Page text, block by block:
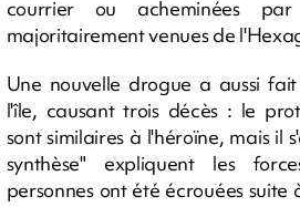
courrier ou acheminées
majoritairement venues de
Une nouvelle drogue a aussi
l'île, causant trois décès : le
sont similaires à l'héroïne, mais il
synthèse" expliquent les
personnes ont été écrouées